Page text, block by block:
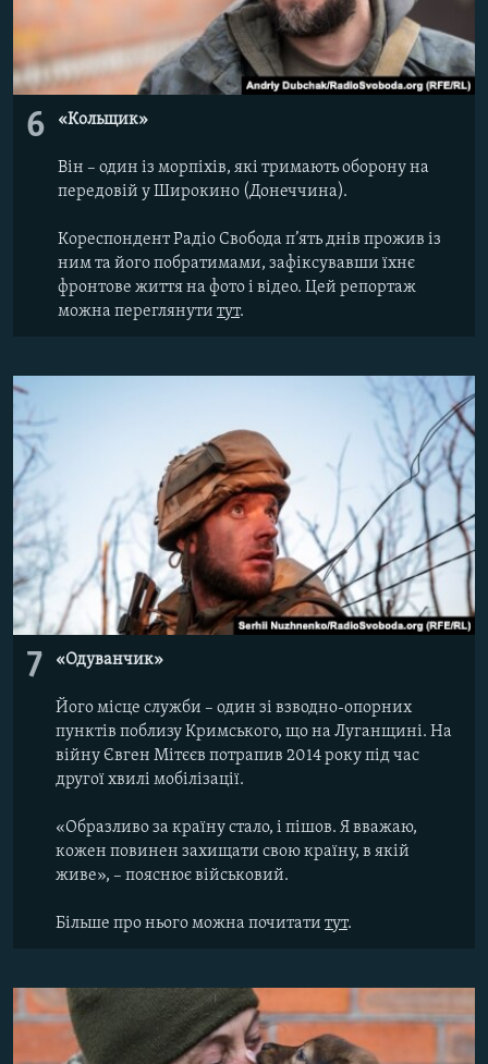
6 «Кольщик»
Він – один із морпіхів, які тримають оборону на
передовій у Широкино (Донеччина).
Кореспондент Радіо Свобода п’ять днів прожив із
ним та його побратимами, зафіксувавши їхнє
фронтове життя на фото і відео. Цей репортаж
можна переглянути тут.
7 «Одуванчик»
Його місце служби – один зі взводно-опорних
пунктів поблизу Кримського, що на Луганщині. На
війну Євген Мітєєв потрапив 2014 року під час
другої хвилі мобілізації.
«Образливо за країну стало, і пішов. Я вважаю,
кожен повинен захищати свою країну, в якій
живе», – пояснює військовий.
Більше про нього можна почитати тут.